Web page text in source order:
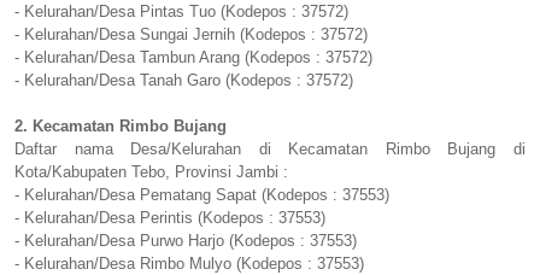
- Kelurahan/Desa Pintas Tuo (Kodepos : 37572)
- Kelurahan/Desa Sungai Jernih (Kodepos : 37572)
- Kelurahan/Desa Tambun Arang (Kodepos : 37572)
- Kelurahan/Desa Tanah Garo (Kodepos : 37572)
2. Kecamatan Rimbo Bujang
Daftar nama Desa/Kelurahan di Kecamatan Rimbo Bujang di
Kota/Kabupaten Tebo, Provinsi Jambi :
- Kelurahan/Desa Pematang Sapat (Kodepos : 37553)
- Kelurahan/Desa Perintis (Kodepos : 37553)
- Kelurahan/Desa Purwo Harjo (Kodepos : 37553)
- Kelurahan/Desa Rimbo Mulyo (Kodepos : 37553)